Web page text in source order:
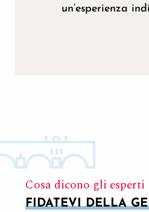
un’esperienza
Cosa dicono gli esperti
FIDATEVI DELLA